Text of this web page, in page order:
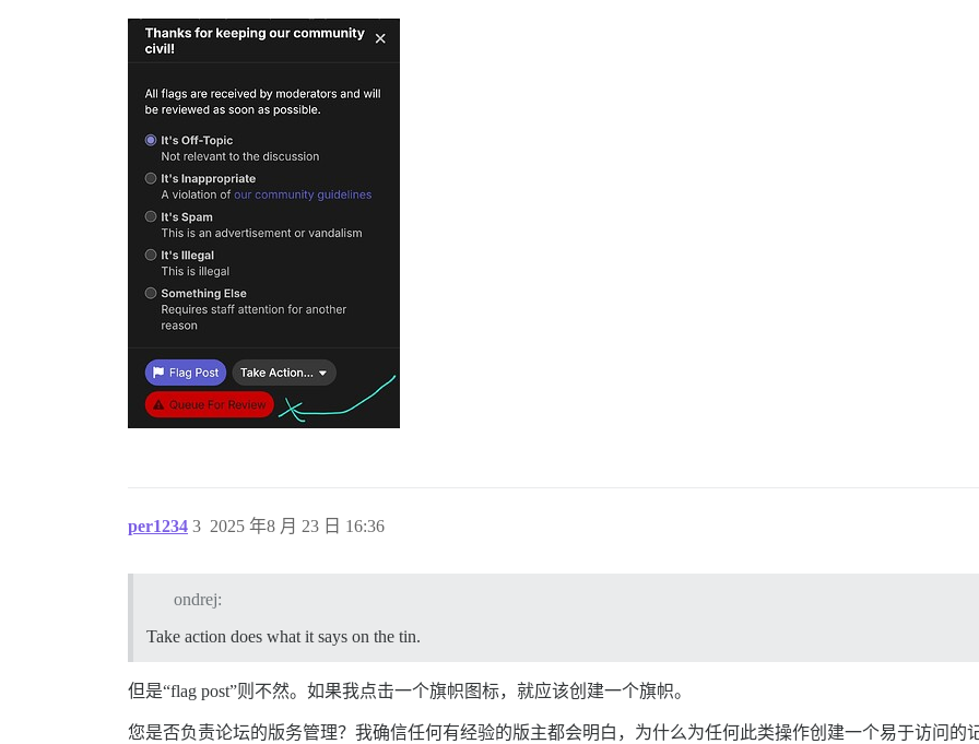
per1234 2025 年8 月 23 日 16:36
3
ondrej:
Take action does what it says on the tin.
但是“flag post”则不然。如果我点击一个旗帜图标，就应该创建一个旗帜。
您是否负责论坛的版务管理？我确信任何有经验的版主都会明白，为什么为任何此类操作创建一个易于访问的